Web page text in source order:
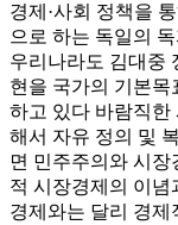
경제·사회 정책을
으로 하는 독일의
우리나라도 김대중
현을 국가의 기본목
하고 있다 바람직한
해서 자유 정의 및
면 민주주의와 시장
적 시장경제의 이
경제와는 달리 경제